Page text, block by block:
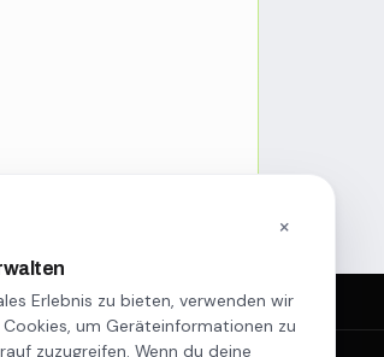
Service
uns per WhatsApp
×
Erlebnis zu bieten, verwenden wir
um Geräteinformationen zu
zuzugreifen. Wenn du deine